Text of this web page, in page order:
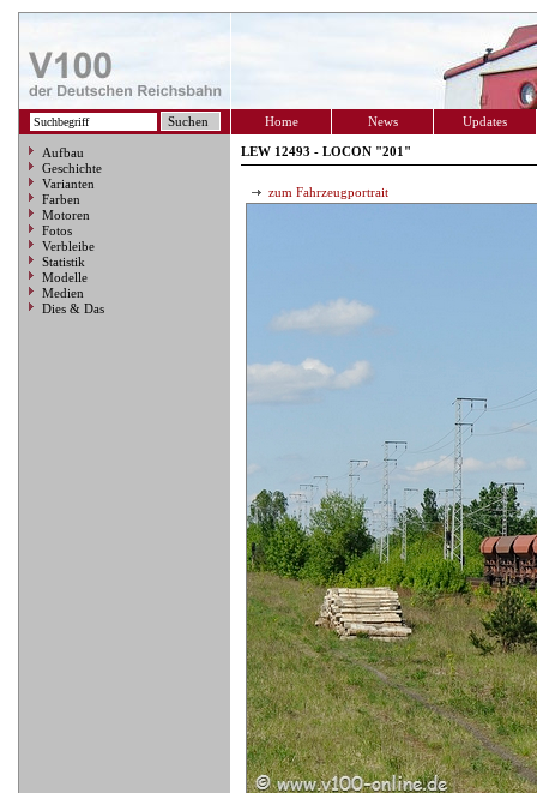
Home News Updates
Aufbau
Geschichte
Varianten
Farben
Motoren
Fotos
Verbleibe
Statistik
Modelle
Medien
Dies & Das
LEW 12493 - LOCON "201"
zum Fahrzeugportrait